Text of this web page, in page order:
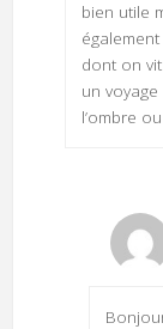
bien utile
dont on
un
l’ombre